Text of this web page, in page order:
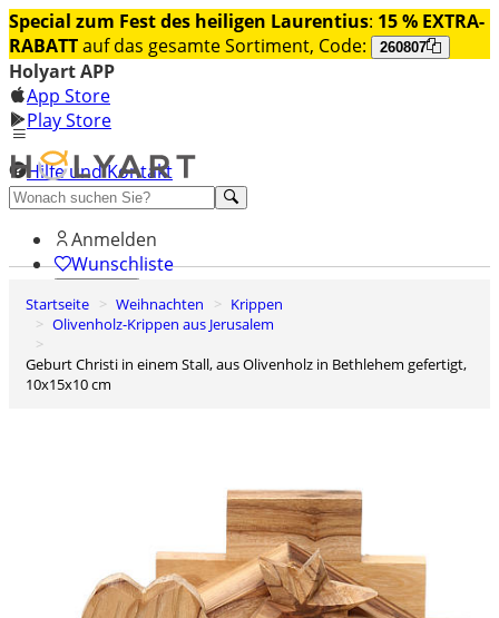
Special zum Fest des heiligen Laurentius: 15 % EXTRA-
RABATTauf das gesamte Sortiment, Code: 260807
Holyart APP
App Store
Play Store
Hilfe und Kontakt
Entdecken Sie Premium
Anmelden
Wunschliste
0
Warenkorb
Startseite Weihnachten
Krippen
Olivenholz-Krippen aus Jerusalem
Geburt Christi in einem Stall, aus Olivenholz in Bethlehem gefertigt,
10x15x10 cm